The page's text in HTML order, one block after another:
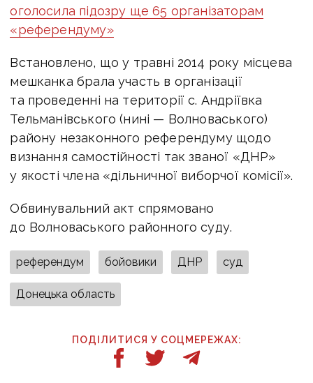
оголосила підозру ще 65 організаторам
«референдуму»
Встановлено, що у травні 2014 року місцева
мешканка брала участь в організації
та проведенні на території с. Андріївка
Тельманівського (нині — Волноваського)
району незаконного референдуму щодо
визнання самостійності так званої «ДНР»
у якості члена «дільничної виборчої комісії».
Обвинувальний акт спрямовано
до Волноваського районного суду.
референдум бойовики ДНР суд
Донецька область
ПОДІЛИТИСЯ У СОЦМЕРЕЖАХ: